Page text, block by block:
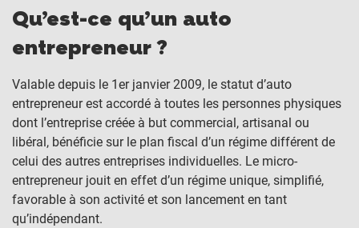
Qu’est-ce qu’un auto
entrepreneur ?
Valable depuis le 1er janvier 2009, le statut d’auto
entrepreneur est accordé à toutes les personnes physiques
dont l’entreprise créée à but commercial, artisanal ou
libéral, bénéficie sur le plan fiscal d’un régime différent de
celui des autres entreprises individuelles. Le micro-
entrepreneur jouit en effet d’un régime unique, simplifié,
favorable à son activité et son lancement en tant
qu’indépendant.